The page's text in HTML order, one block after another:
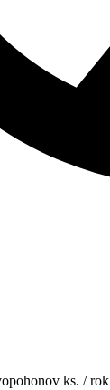
ks. / rok